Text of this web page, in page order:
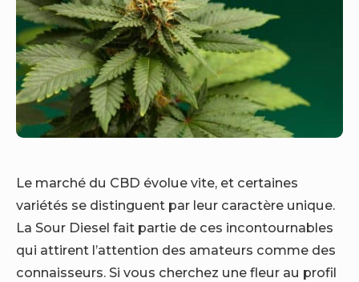
Le marché du CBD évolue vite, et certaines
variétés se distinguent par leur caractère unique.
La Sour Diesel fait partie de ces incontournables
qui attirent l’attention des amateurs comme des
connaisseurs. Si vous cherchez une fleur au profil